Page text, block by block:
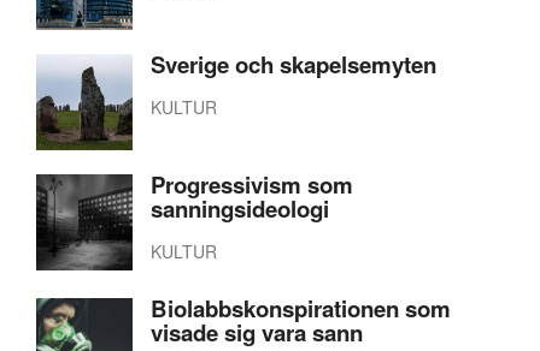
Sverige och skapelsemyten
KULTUR
Progressivism som
sanningsideologi
KULTUR
Biolabbskonspirationen som
visade sig vara sann